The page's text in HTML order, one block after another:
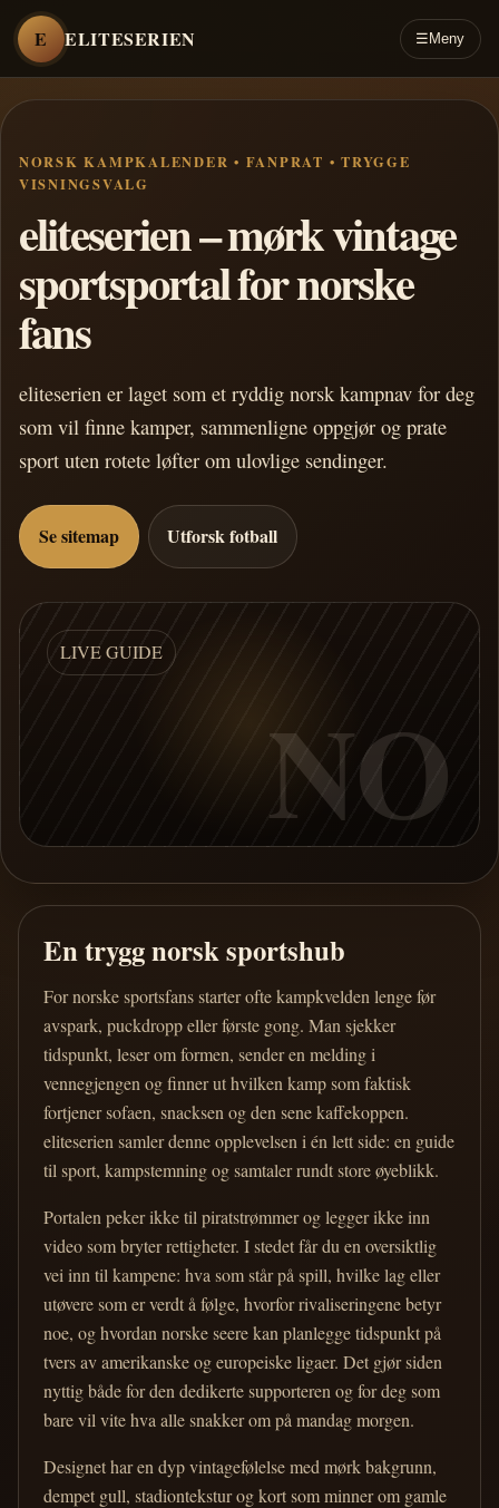
E ELITESERIEN ☰ Meny
NORSK KAMPKALENDER • FANPRAT • TRYGGE
VISNINGSVALG
eliteserien – mørk vintage
sportsportal for norske
fans
eliteserien er laget som et ryddig norsk kampnav for deg
som vil finne kamper, sammenligne oppgjør og prate
sport uten rotete løfter om ulovlige sendinger.
Se sitemap Utforsk fotball
LIVE GUIDE
NO
En trygg norsk sportshub
For norske sportsfans starter ofte kampkvelden lenge før
avspark, puckdropp eller første gong. Man sjekker
tidspunkt, leser om formen, sender en melding i
vennegjengen og finner ut hvilken kamp som faktisk
fortjener sofaen, snacksen og den sene kaffekoppen.
eliteserien samler denne opplevelsen i én lett side: en guide
til sport, kampstemning og samtaler rundt store øyeblikk.
Portalen peker ikke til piratstrømmer og legger ikke inn
video som bryter rettigheter. I stedet får du en oversiktlig
vei inn til kampene: hva som står på spill, hvilke lag eller
utøvere som er verdt å følge, hvorfor rivaliseringene betyr
noe, og hvordan norske seere kan planlegge tidspunkt på
tvers av amerikanske og europeiske ligaer. Det gjør siden
nyttig både for den dedikerte supporteren og for deg som
bare vil vite hva alle snakker om på mandag morgen.
Designet har en dyp vintagefølelse med mørk bakgrunn,
dempet gull, stadiontekstur og kort som minner om gamle